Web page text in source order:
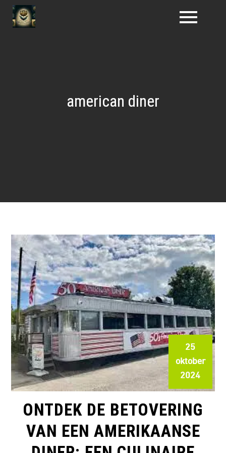
Naar
american diner
25
oktober
2024
ONTDEK DE BETOVERING
VAN EEN AMERIKAANSE